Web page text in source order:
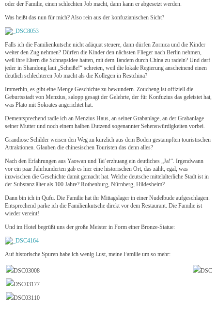
oder der Familie, einen schlechten Job macht, dann kann er abgesetzt werden.
Was heißt das nun für mich? Also rein aus der konfuzianischen Sicht?
Falls ich die Familienkutsche nicht adäquat steuere, dann dürfen Zornica und die Kinder
weiter den Zug nehmen? Dürfen die Kinder den nächsten Flieger nach Berlin nehmen,
weil ihre Eltern die Schnapsidee hatten, mit dem Tandem durch China zu radeln? Und darf
jeder in Shandong laut „Scheiße!“ schreien, weil die lokale Regierung anscheinend einen
deutlich schlechteren Job macht als die Kollegen in Restchina?
Immerhin, es gibt eine Menge Geschichte zu bewundern. Zoucheng ist offiziell die
Geburtsstadt von Menzius, salopp gesagt der Gelehrte, der für Konfuzius das geleistet hat,
was Plato mit Sokrates angerichtet hat.
Dementsprechend radle ich an Menzius Haus, an seiner Grabanlage, an der Grabanlage
seiner Mutter und noch einem halben Dutzend sogenannter Sehenswürdigkeiten vorbei.
Grandiose Schilder weisen den Weg zu kürzlich aus dem Boden gestampften touristischen
Attraktionen. Glauben die chinesischen Touristen das denn alles?
Nach den Erfahrungen aus Yaowan und Tai’erzhuang ein deutliches „Ja!“. Irgendwann
vor ein paar Jahrhunderten gab es hier eine historischen Ort, das zählt, egal, was
inzwischen die Geschichte damit gemacht hat. Welche deutsche mittelalterliche Stadt ist in
der Substanz älter als 100 Jahre? Rothenburg, Nürnberg, Hildesheim?
Dann bin ich in Qufu. Die Familie hat ihr Mittagslager in einer Nudelbude aufgeschlagen.
Entsprechend parke ich die Familienkutsche direkt vor dem Restaurant. Die Familie ist
wieder vereint!
Und im Hotel begrüßt uns der große Meister in Form einer Bronze-Statue:
Auf historische Spuren habe ich wenig Lust, meine Familie um so mehr: